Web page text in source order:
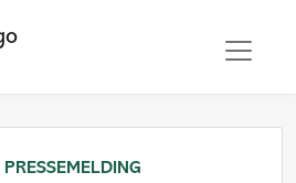
PRESSEMELDING